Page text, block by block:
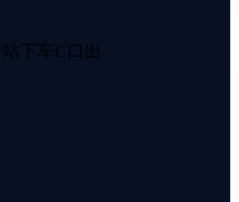
下车C口出